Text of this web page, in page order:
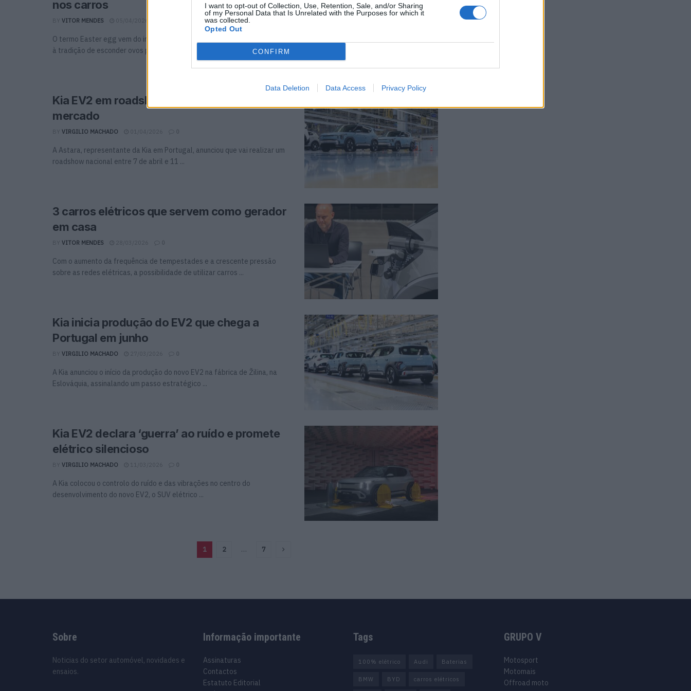
I want to opt-out of Collection, Use, Retention, Sale, and/or Sharing
of my Personal Data that Is Unrelated with the Purposes for which it
was collected.
Opted Out
CONFIRM
Data Deletion Data Access Privacy Policy
nos carros
BY VITOR MENDES 05/04/2026
O termo Easter egg vem do inglês e significa “ovo de Páscoa”, remetendo
à tradição de esconder ovos para serem ...
Kia EV2 em roadshow antes da chegada ao
mercado
BY VIRGILIO MACHADO 01/04/2026 0
A Astara, representante da Kia em Portugal, anunciou que vai realizar um
roadshow nacional entre 7 de abril e 11 ...
3 carros elétricos que servem como gerador
em casa
BY VITOR MENDES 0
Com o aumento da frequência de tempestades e a crescente pressão
sobre as redes elétricas, a possibilidade de utilizar carros ...
Kia inicia produção do EV2 que chega a
Portugal em junho
BY VIRGILIO MACHADO 27/03/2026 0
A Kia anunciou o início da produção do novo EV2 na fábrica de Žilina, na
Eslováquia, assinalando um passo estratégico ...
Kia EV2 declara ‘guerra’ ao ruído e promete
elétrico silencioso
BY VIRGILIO MACHADO 0
A Kia colocou o controlo do ruído e das vibrações no centro do
desenvolvimento do novo EV2, o SUV elétrico ...
1 2 … 7
Sobre
Noticias do setor automóvel, novidades e
ensaios.
Informação importante
Assinaturas
Contactos
Estatuto Editorial
Tags
100% elétrico Audi Baterias
BMW BYD carros elétricos
GRUPO V
Motosport
Motomais
Offroad moto